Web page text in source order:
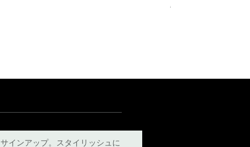
通常価格
€340.00
サインアップ。スタイリッシュに